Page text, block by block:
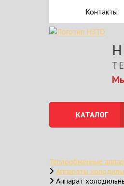
Контакты
КАТАЛОГ
Теплообменные
Аппараты
Аппарат